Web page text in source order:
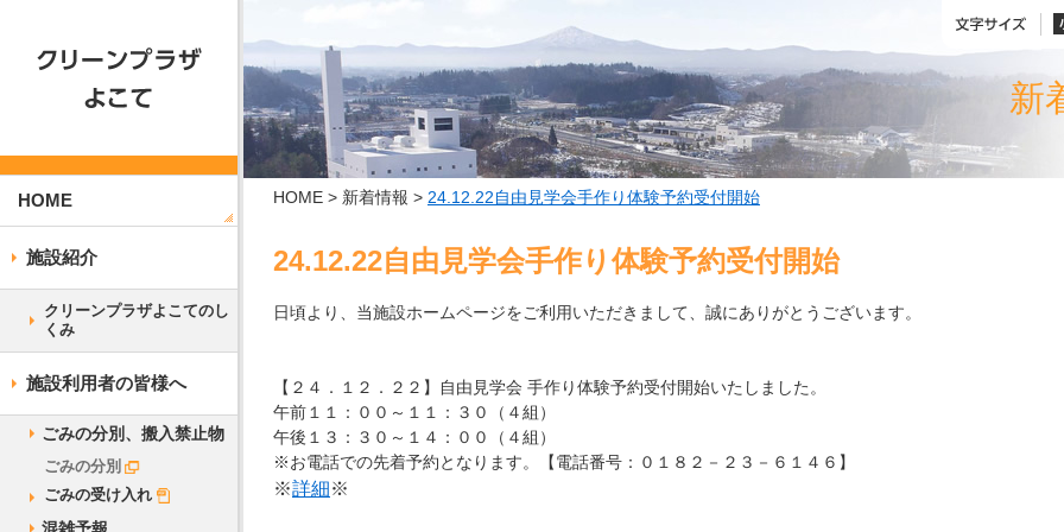
HOME
施設紹介
クリーンプラザよこてのし
くみ
施設利用者の皆様へ
ごみの分別、搬入禁止物
ごみの分別
ごみの受け入れ
新
HOME 新着情報 24.12.22自由見学会手作り体験予約受付開始
24.12.22自由見学会手作り体験予約受付開始
日頃より、当施設ホームページをご利用いただきまして、誠にありがとうございます。
【２４．１２．２２】自由見学会 手作り体験予約受付開始いたしました。
午前１１：００～１１：３０（４組）
午後１３：３０～１４：００（４組）
※お電話での先着予約となります。【電話番号：０１８２－２３－６１４６】
※詳細※